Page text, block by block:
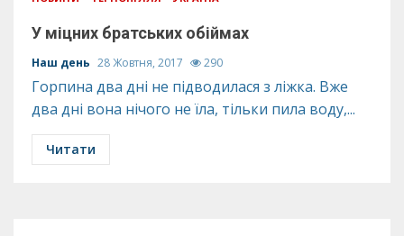
У міцних братських обіймах
Наш день 28 Жовтня, 2017 290
Горпина два дні не підводилася з ліжка. Вже
два дні вона нічого не їла, тільки пила воду,...
Читати